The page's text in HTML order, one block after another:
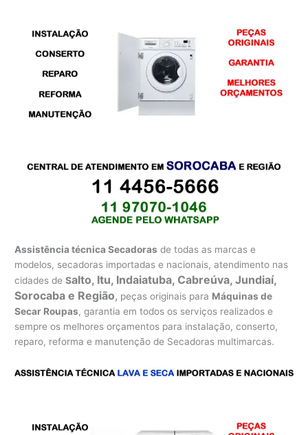
Assistência técnica Secadoras de todas as marcas e
modelos, secadoras importadas e nacionais, atendimento nas
cidades deSalto, Itu, Indaiatuba, Cabreúva, Jundiaí,
Sorocaba e Região, peças originais para Máquinas de
Secar Roupas, garantia em todos os serviços realizados e
sempre os melhores orçamentos para instalação, conserto,
reparo, reforma e manutenção de Secadoras multimarcas.